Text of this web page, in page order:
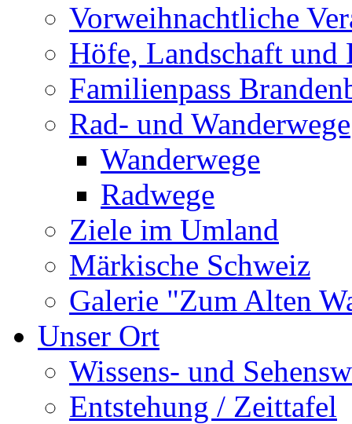
Vorweihnachtliche
Höfe, Landschaft und
Familienpass
Rad- und Wanderwege
Wanderwege
Radwege
Ziele im Umland
Märkische Schweiz
Galerie "Zum Alten
Unser Ort
Wissens- und
Entstehung / Zeittafel